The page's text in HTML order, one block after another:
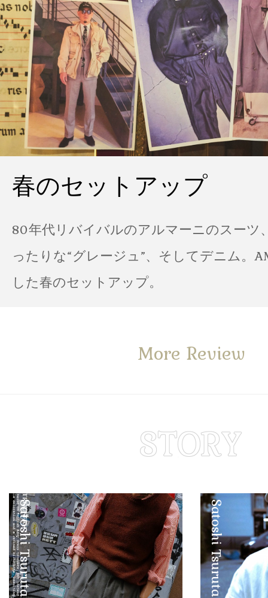
春のセットアップ
80年代リバイバルのアルマーニのスーツ
ったりな“グレージュ”、そしてデニム。
した春のセットアップ。
More Review
Satoshi Tsuruta Satoshi Tsuruta